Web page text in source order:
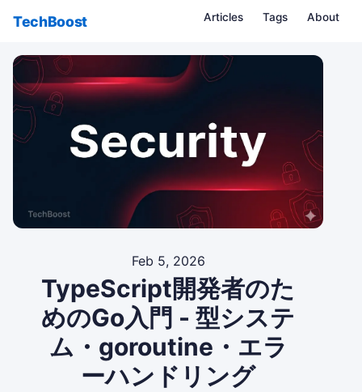
TechBoost Articles Tags About
Feb 5, 2026
TypeScript開発者のた
めのGo入門 - 型システ
ム・goroutine・エラ
ーハンドリング